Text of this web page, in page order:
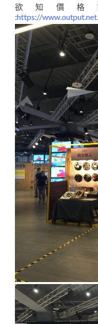
欲知價格
:https://